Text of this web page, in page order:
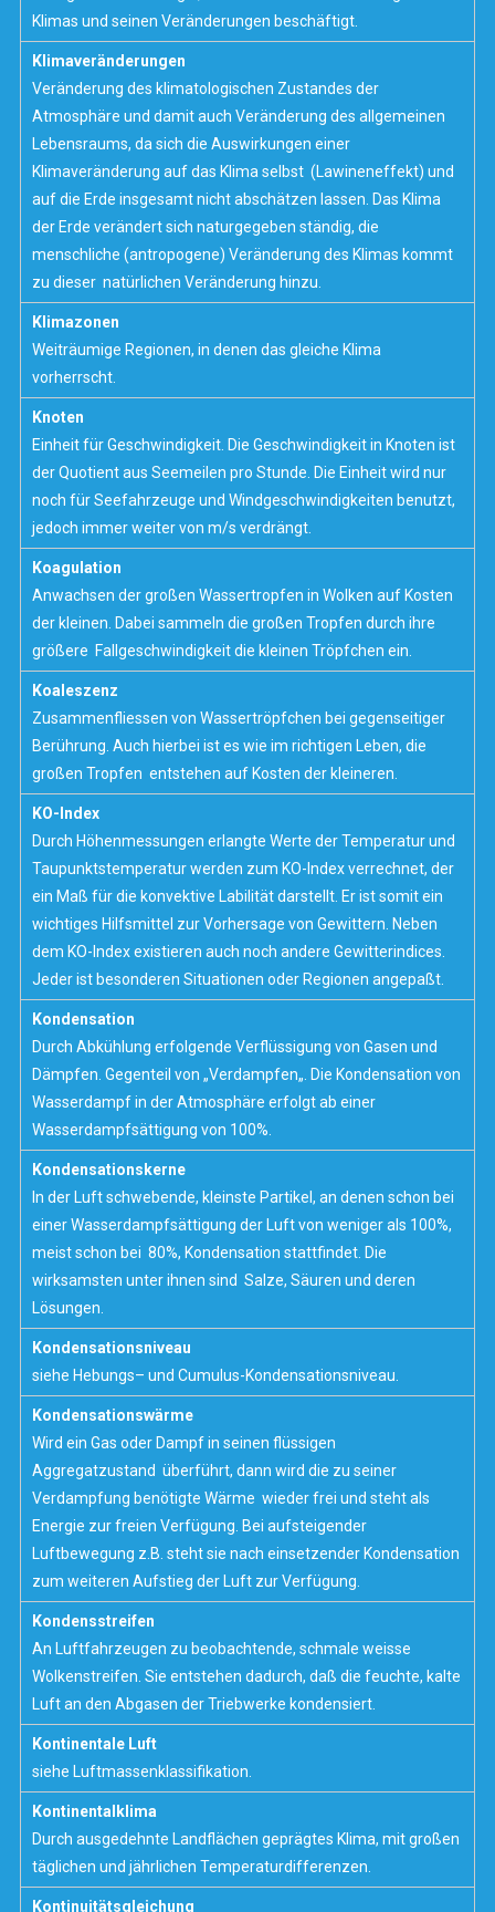
Klimas und seinen Veränderungen beschäftigt.
Klimaveränderungen
Veränderung des klimatologischen Zustandes der
Atmosphäre und damit auch Veränderung des allgemeinen
Lebensraums, da sich die Auswirkungen einer
Klimaveränderung auf das Klima selbst (Lawineneffekt) und
auf die Erde insgesamt nicht abschätzen lassen. Das Klima
der Erde verändert sich naturgegeben ständig, die
menschliche (antropogene) Veränderung des Klimas kommt
zu dieser natürlichen Veränderung hinzu.
Klimazonen
Weiträumige Regionen, in denen das gleiche Klima
vorherrscht.
Knoten
Einheit für Geschwindigkeit. Die Geschwindigkeit in Knoten ist
der Quotient aus Seemeilen pro Stunde. Die Einheit wird nur
noch für Seefahrzeuge und Windgeschwindigkeiten benutzt,
jedoch immer weiter von m/s verdrängt.
Koagulation
Anwachsen der großen Wassertropfen in Wolken auf Kosten
der kleinen. Dabei sammeln die großen Tropfen durch ihre
größere Fallgeschwindigkeit die kleinen Tröpfchen ein.
Koaleszenz
Zusammenfliessen von Wassertröpfchen bei gegenseitiger
Berührung. Auch hierbei ist es wie im richtigen Leben, die
großen Tropfen entstehen auf Kosten der kleineren.
KO-Index
Durch Höhenmessungen erlangte Werte der Temperatur und
Taupunktstemperatur werden zum KO-Index verrechnet, der
ein Maß für die konvektive Labilität darstellt. Er ist somit ein
wichtiges Hilfsmittel zur Vorhersage von Gewittern. Neben
dem KO-Index existieren auch noch andere Gewitterindices.
Jeder ist besonderen Situationen oder Regionen angepaßt.
Kondensation
Durch Abkühlung erfolgende Verflüssigung von Gasen und
Dämpfen. Gegenteil von „Verdampfen„. Die Kondensation von
Wasserdampf in derAtmosphäre erfolgt ab einer
Wasserdampfsättigung von 100%.
Kondensationskerne
In der Luft schwebende, kleinste Partikel, an denen schon bei
einer Wasserdampfsättigung der Luft von weniger als 100%,
meist schon bei 80%, Kondensation stattfindet. Die
wirksamsten unter ihnen sind Salze, Säuren und deren
Lösungen.
Kondensationsniveau
siehe Hebungs– und Cumulus-Kondensationsniveau
Kondensationswärme
Wird ein Gas oder Dampf in seinen flüssigen
Aggregatzustand überführt, dann wird die zu seiner
Verdampfung benötigte Wärme wieder frei und steht als
Energie zur freien Verfügung. Bei aufsteigender
Luftbewegung z.B. steht sie nach einsetzender Kondensation
zum weiteren Aufstieg der Luft zur Verfügung.
Kondensstreifen
An Luftfahrzeugen zu beobachtende, schmale weisse
Wolkenstreifen. Sie entstehen dadurch, daß die feuchte, kalte
Luft an den Abgasen der Triebwerke kondensiert.
Kontinentale Luft
siehe Luftmassenklassifikation.
Kontinentalklima
Durch ausgedehnte Landflächen geprägtes Klima, mit großen
täglichen und jährlichen Temperaturdifferenzen.
Kontinuitätsgleichung